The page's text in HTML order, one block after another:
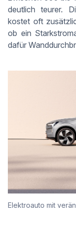
deutlich teurer.
kostet oft
ob ein
dafür
Elektroauto mit